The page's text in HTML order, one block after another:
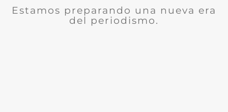
Estamos preparando una nueva era
del periodismo.